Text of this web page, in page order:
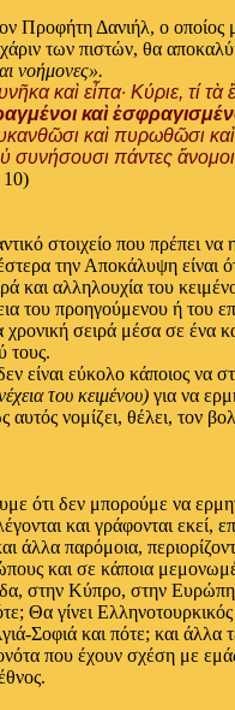
Προφήτη Δανιήλ, ο οποίος
των πιστών, θα
νοήμονες».
καὶ εἶπα· Κύριε, τί τὰ
καὶ
καὶ πυρωθῶσι
συνήσουσι πάντες
10)
στοιχείο που πρέπει να
την Αποκάλυψη
και αλληλουχία του
του προηγούμενου ή του
χρονική σειρά μέσα σε ένα
τους.
είναι εύκολο κάποιος να
του κειμένου) για να
νομίζει, θέλει, τον
ότι δεν μπορούμε να
και γράφονται εκεί,
άλλα παρόμοια,
και σε κάποια
στην Κύπρο, στην
Θα γίνει
Σοφιά και πότε; και άλλα
που έχουν σχέση με